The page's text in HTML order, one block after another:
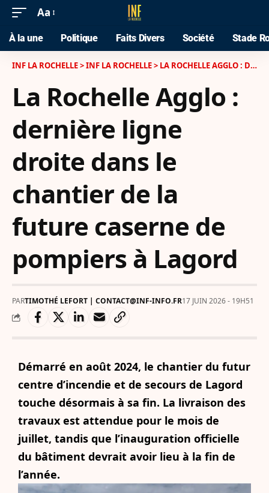
Aa
À la une Politique Faits Divers Société Stade
INF LA ROCHELLE>INF LA ROCHELLE> LA ROCHELLE AGGLO : DERNIÈRE LIGNE DROITE DANS LE CHANTIER DE LA FUTURE CASERNE DE POMPIERS À LAGORD
La Rochelle Agglo :
dernière ligne
droite dans le
chantier de la
future caserne de
pompiers à Lagord
PARTIMOTHÉ LEFORT | CONTACT@INF-INFO.FR17 JUIN 2026 - 19H51
Démarré en août 2024, le chantier du futur
centre d’incendie et de secours de Lagord
touche désormais à sa fin. La livraison des
travaux est attendue pour le mois de
juillet, tandis que l’inauguration officielle
du bâtiment devrait avoir lieu à la fin de
l’année.